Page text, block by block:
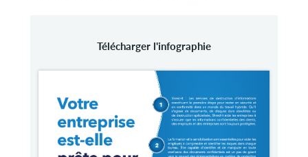
Télécharger l'infographie